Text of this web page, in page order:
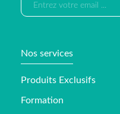
Nos services
Produits Exclusifs
Formation